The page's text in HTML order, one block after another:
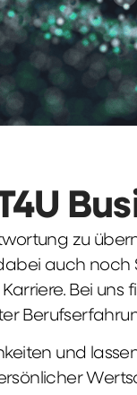
zu
auch noch
Bei
und